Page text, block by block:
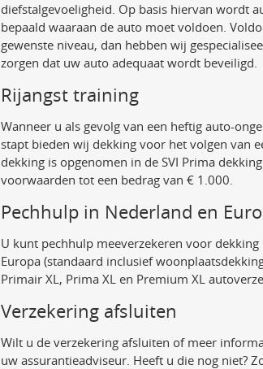
diefstalgevoeligheid. Op basis hiervan wordt
bepaald waaraan de auto moet voldoen.
gewenste niveau, dan hebben wij
zorgen dat uw auto adequaat wordt beveiligd.
Rijangst training
Wanneer u als gevolg van een heftig auto-
stapt bieden wij dekking voor het volgen van
dekking is opgenomen in de SVI Prima
voorwaarden tot een bedrag van € 1.000.
Pechhulp in Nederland en
U kunt pechhulp meeverzekeren voor
Europa (standaard inclusief
Primair XL, Prima XL en Premium XL
Verzekering afsluiten
Wilt u de verzekering afsluiten of meer
uw assurantieadviseur. Heeft u die nog niet?